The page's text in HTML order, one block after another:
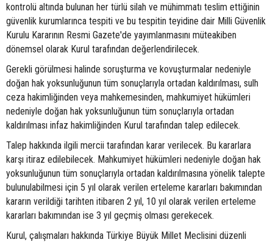
kontrolü altında bulunan her türlü silah ve mühimmatı teslim ettiğinin
güvenlik kurumlarınca tespiti ve bu tespitin teyidine dair Milli Güvenlik
Kurulu Kararının Resmi Gazete'de yayımlanmasını müteakiben
dönemsel olarak Kurul tarafından değerlendirilecek.
Gerekli görülmesi halinde soruşturma ve kovuşturmalar nedeniyle
doğan hak yoksunluğunun tüm sonuçlarıyla ortadan kaldırılması, sulh
ceza hakimliğinden veya mahkemesinden, mahkumiyet hükümleri
nedeniyle doğan hak yoksunluğunun tüm sonuçlarıyla ortadan
kaldırılması infaz hakimliğinden Kurul tarafından talep edilecek.
Talep hakkında ilgili mercii tarafından karar verilecek. Bu kararlara
karşı itiraz edilebilecek. Mahkumiyet hükümleri nedeniyle doğan hak
yoksunluğunun tüm sonuçlarıyla ortadan kaldırılmasına yönelik talepte
bulunulabilmesi için 5 yıl olarak verilen erteleme kararları bakımından
kararın verildiği tarihten itibaren 2 yıl, 10 yıl olarak verilen erteleme
kararları bakımından ise 3 yıl geçmiş olması gerekecek.
Kurul, çalışmaları hakkında Türkiye Büyük Millet Meclisini düzenli